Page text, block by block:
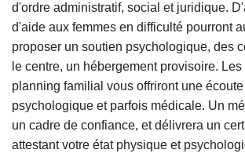
d'ordre administratif, social et juridique.
d'aide aux femmes en difficulté pourront
proposer un soutien psychologique, des
le centre, un hébergement provisoire.
planning familial vous offriront une
psychologique et parfois médicale. Un
un cadre de confiance, et délivrera un
attestant votre état physique et